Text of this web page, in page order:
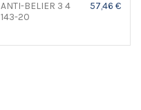
ANTI-BELIER 3 4
143-20
57,46 €